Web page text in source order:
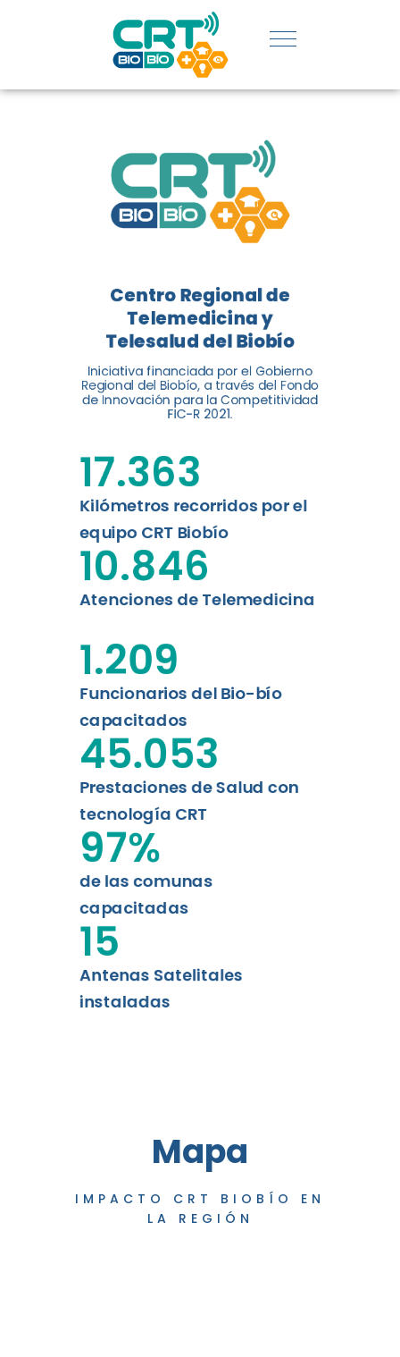
REGIÓN:
CONOCE
LOGROS
DE CRT
BIOBÍO
El Centro Regional de
Telemedicina y Telesalud del
Biobío presenta el balance de
tres años acercando la salud
digital a los habitantes...
Leer más
Centro Regional de
Telemedicina y
Telesalud del Biobío
Iniciativa financiada por el Gobierno
Regional del Biobío, a través del Fondo
de Innovación para la Competitividad
FIC-R 2021.
Kilómetros recorridos por el
equipo CRT Biobío
17.363
Atenciones de Telemedicina
10.846
Funcionarios del Bio-bío
capacitados
1.209
Prestaciones de Salud con
tecnología CRT
45.053
de las comunas
capacitadas
97%
Antenas Satelitales
instaladas
15
Mapa
IMPACTO CRT BIOBÍO EN
LA REGIÓN